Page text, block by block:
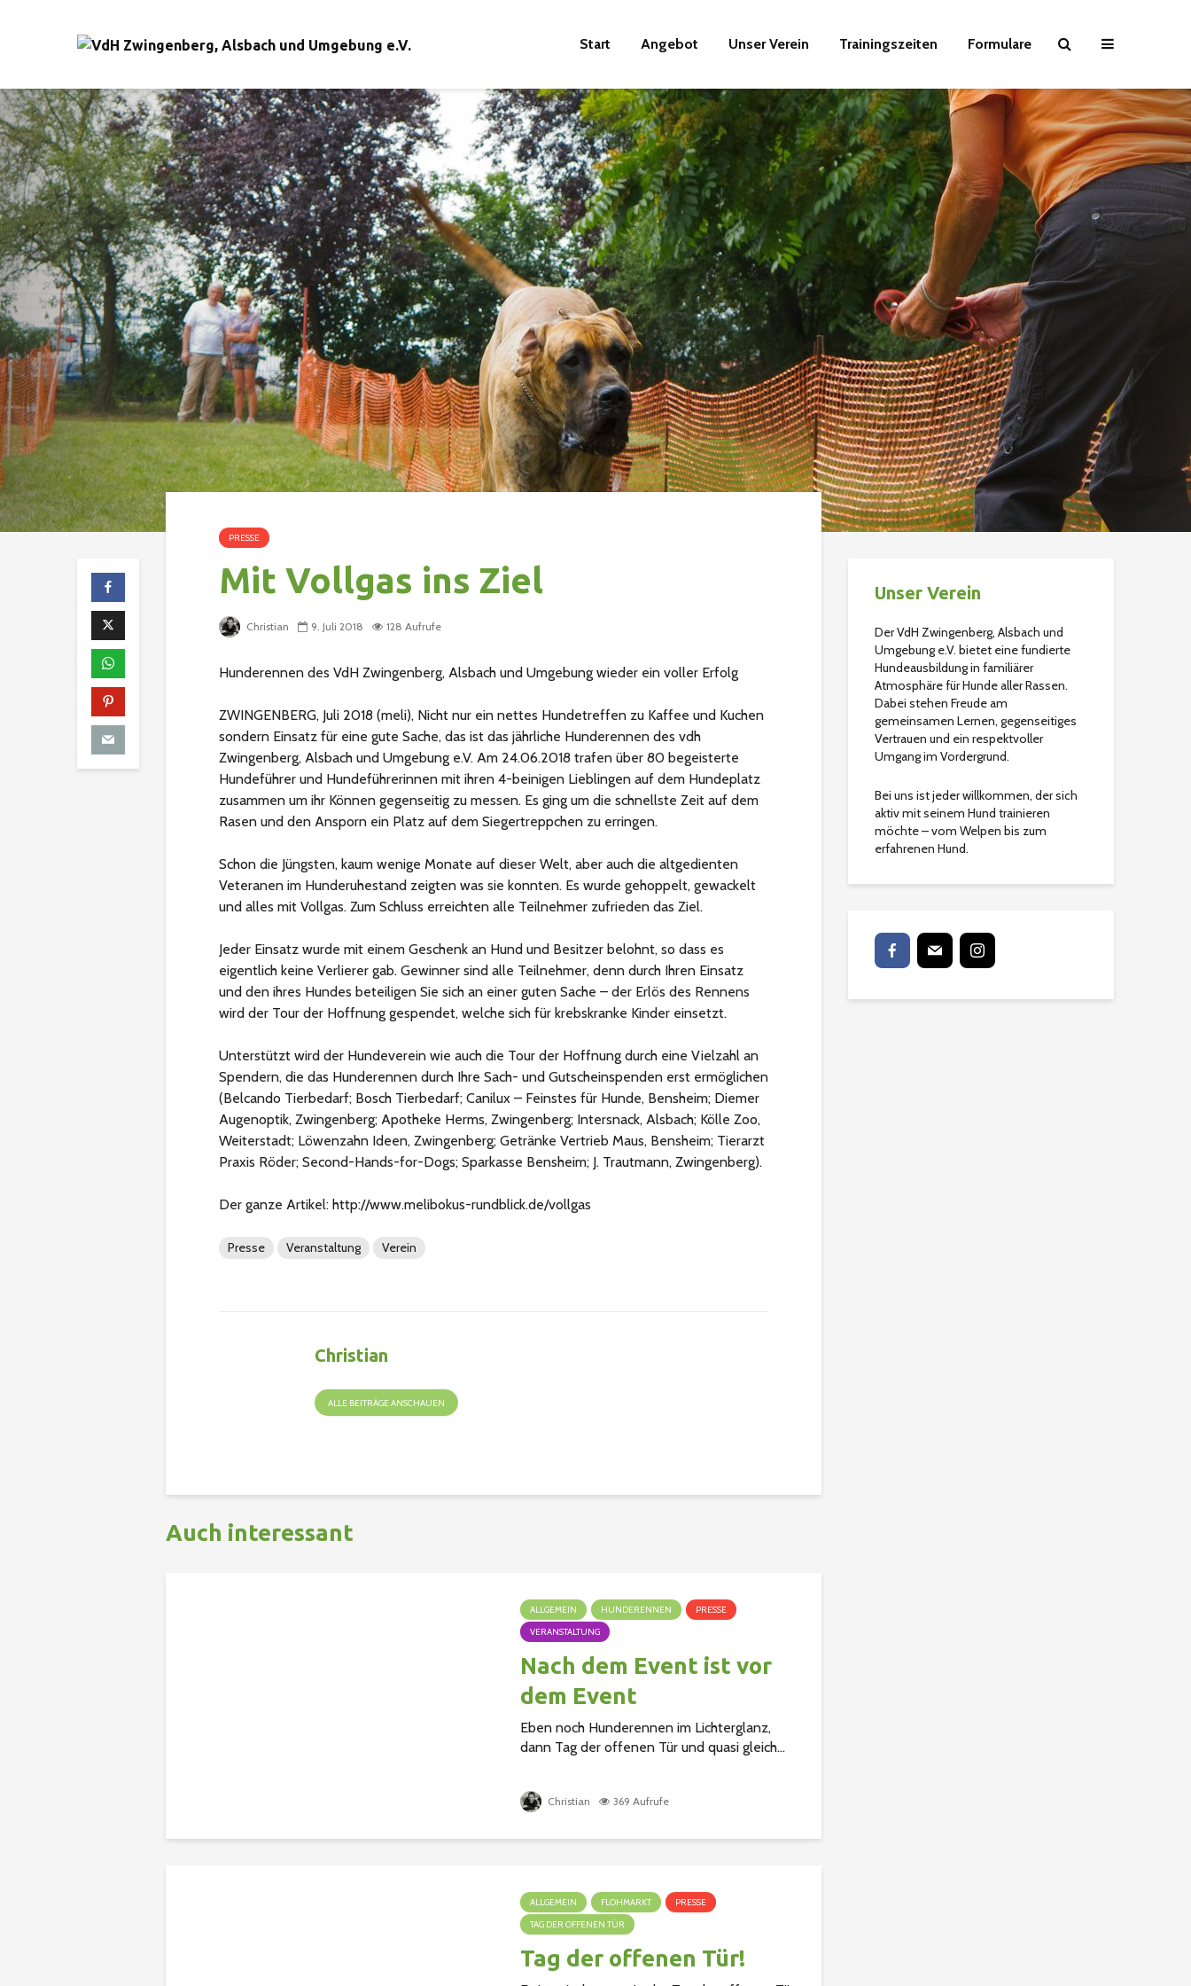
Start Angebot Unser Verein Trainingszeiten Formulare
PRESSE
Mit Vollgas ins Ziel
Christian 9. Juli 2018 128 Aufrufe
Hunderennen des VdH Zwingenberg, Alsbach und Umgebung wieder ein voller Erfolg
ZWINGENBERG, Juli 2018 (meli), Nicht nur ein nettes Hundetreffen zu Kaffee und Kuchen
sondern Einsatz für eine gute Sache, das ist das jährliche Hunderennen des vdh
Zwingenberg, Alsbach und Umgebung e.V. Am 24.06.2018 trafen über 80 begeisterte
Hundeführer und Hundeführerinnen mit ihren 4-beinigen Lieblingen auf dem Hundeplatz
zusammen um ihr Können gegenseitig zu messen. Es ging um die schnellste Zeit auf dem
Rasen und den Ansporn ein Platz auf dem Siegertreppchen zu erringen.
Schon die Jüngsten, kaum wenige Monate auf dieser Welt, aber auch die altgedienten
Veteranen im Hunderuhestand zeigten was sie konnten. Es wurde gehoppelt, gewackelt
und alles mit Vollgas. Zum Schluss erreichten alle Teilnehmer zufrieden das Ziel.
Jeder Einsatz wurde mit einem Geschenk an Hund und Besitzer belohnt, so dass es
eigentlich keine Verlierer gab. Gewinner sind alle Teilnehmer, denn durch Ihren Einsatz
und den ihres Hundes beteiligen Sie sich an einer guten Sache – der Erlös des Rennens
wird der Tour der Hoffnung gespendet, welche sich für krebskranke Kinder einsetzt.
Unterstützt wird der Hundeverein wie auch die Tour der Hoffnung durch eine Vielzahl an
Spendern, die das Hunderennen durch Ihre Sach- und Gutscheinspenden erst ermöglichen
(Belcando Tierbedarf; Bosch Tierbedarf; Canilux – Feinstes für Hunde, Bensheim; Diemer
Augenoptik, Zwingenberg; Apotheke Herms, Zwingenberg; Intersnack, Alsbach; Kölle Zoo,
Weiterstadt; Löwenzahn Ideen, Zwingenberg; Getränke Vertrieb Maus, Bensheim; Tierarzt
Praxis Röder; Second-Hands-for-Dogs; Sparkasse Bensheim; J. Trautmann, Zwingenberg).
Der ganze Artikel: http://www.melibokus-rundblick.de/vollgas
Presse Veranstaltung Verein
Christian
ALLE BEITRÄGE ANSCHAUEN
Auch interessant
ALLGEMEIN HUNDERENNEN
PRESSE
VERANSTALTUNG
Nach dem Event ist vor
dem Event
Eben noch Hunderennen im Lichterglanz,
dann Tag der offenen Tür und quasi gleich...
Christian 369 Aufrufe
ALLGEMEIN FLOHMARKT
PRESSE
TAG DER OFFENEN TÜR
Tag der offenen Tür!
Unser Verein
Der VdH Zwingenberg, Alsbach und
Umgebung e.V. bietet eine fundierte
Hundeausbildung in familiärer
Atmosphäre für Hunde aller Rassen.
Dabei stehen Freude am
gemeinsamen Lernen, gegenseitiges
Vertrauen und ein respektvoller
Umgang im Vordergrund.
Bei uns ist jeder willkommen, der sich
aktiv mit seinem Hund trainieren
möchte – vom Welpen bis zum
erfahrenen Hund.